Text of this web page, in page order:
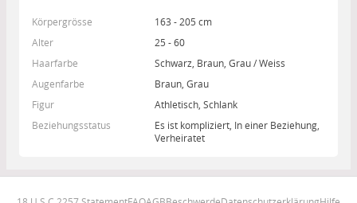
Körpergrösse
163 - 205 cm
Alter
25 - 60
Haarfarbe
Schwarz, Braun, Grau / Weiss
Augenfarbe
Braun, Grau
Figur
Athletisch, Schlank
Beziehungsstatus
Es ist kompliziert, In einer Beziehung,
Verheiratet